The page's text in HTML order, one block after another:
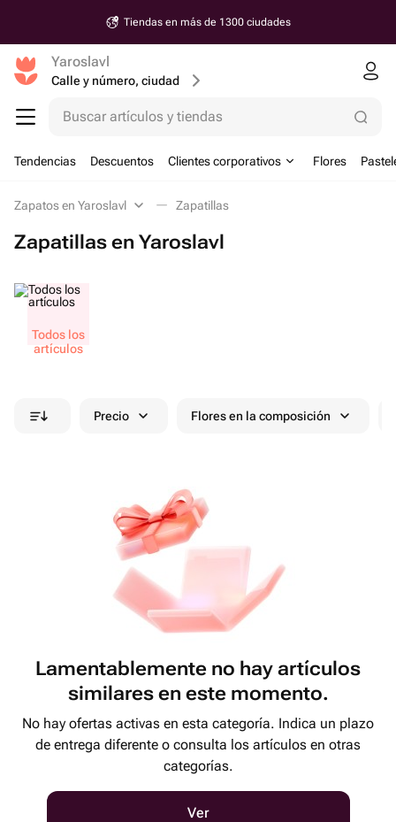
Tiendas en más de 1300 ciudades
Yaroslavl
Calle y número, ciudad
Buscar artículos y tiendas
Tendencias Descuentos Clientes corporativos Flores
Zapatos en Yaroslavl Zapatillas
Zapatillas en Yaroslavl
Todos los
artículos
Precio Flores en la composición
Lamentablemente no hay artículos
similares en este momento.
No hay ofertas activas en esta categoría. Indica un plazo
de entrega diferente o consulta los artículos en otras
categorías.
Ver